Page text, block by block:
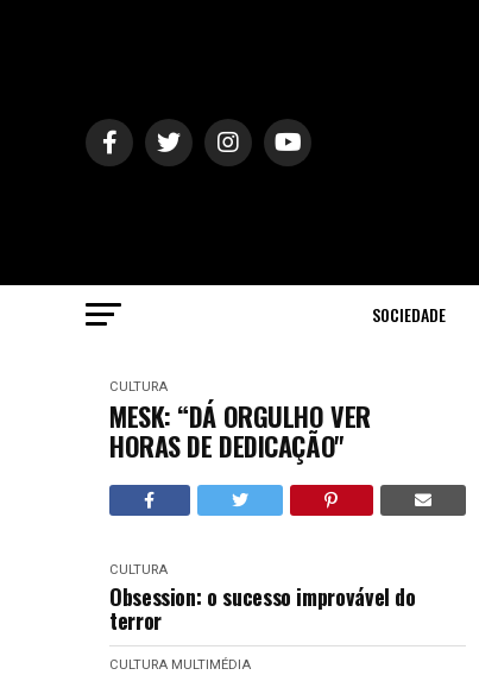
SOCIEDADE
CULTURA
MESK: “DÁ ORGULHO VER
HORAS DE DEDICAÇÃO"
CULTURA
Obsession: o sucesso improvável do
terror
CULTURA MULTIMÉDIA